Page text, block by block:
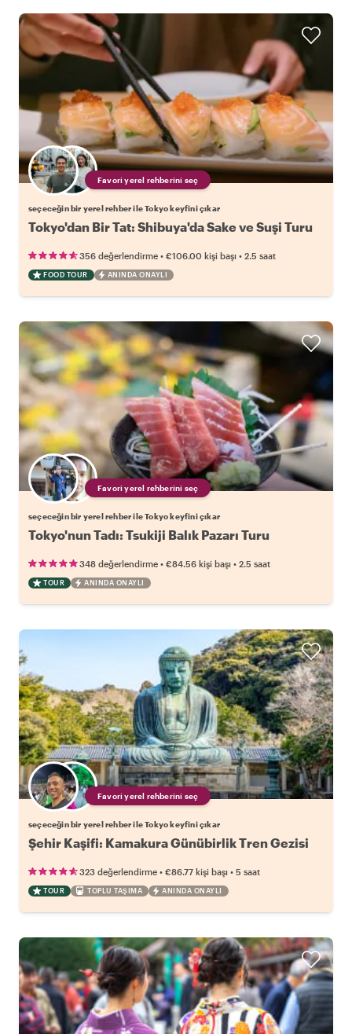
Favori yerel rehberini seç
seçeceğin bir yerel rehber ile Tokyo keyfini çıkar
Tokyo'dan Bir Tat: Shibuya'da Sake ve Suşi Turu
356 değerlendirme • €106.00 kişi başı • 2.5 saat
FOOD TOUR ANINDA ONAYLI
Favori yerel rehberini seç
seçeceğin bir yerel rehber ile Tokyo keyfini çıkar
Tokyo'nun Tadı: Tsukiji Balık Pazarı Turu
348 değerlendirme • €84.56 kişi başı • 2.5 saat
TOUR ANINDA ONAYLI
Favori yerel rehberini seç
seçeceğin bir yerel rehber ile Tokyo keyfini çıkar
Şehir Kaşifi: Kamakura Günübirlik Tren Gezisi
323 değerlendirme • €86.77 kişi başı • 5 saat
TOUR TOPLU TAŞIMA ANINDA ONAYLI